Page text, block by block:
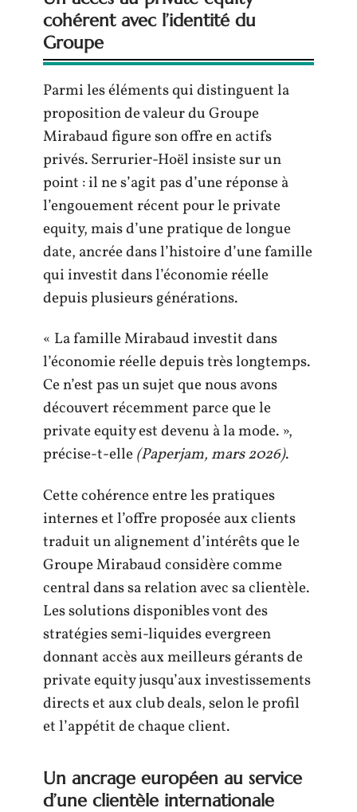
cohérent avec l’identité du
Groupe
Parmi les éléments qui distinguent la
proposition de valeur du Groupe
Mirabaud figure son offre en actifs
privés. Serrurier-Hoël insiste sur un
point : il ne s’agit pas d’une réponse à
l’engouement récent pour le private
equity, mais d’une pratique de longue
date, ancrée dans l’histoire d’une famille
qui investit dans l’économie réelle
depuis plusieurs générations.
« La famille Mirabaud investit dans
l’économie réelle depuis très longtemps.
Ce n’est pas un sujet que nous avons
découvert récemment parce que le
private equity est devenu à la mode. »,
précise-t-elle(Paperjam, mars 2026).
Cette cohérence entre les pratiques
internes et l’offre proposée aux clients
traduit un alignement d’intérêts que le
Groupe Mirabaud considère comme
central dans sa relation avec sa clientèle.
Les solutions disponibles vont des
stratégies semi-liquides evergreen
donnant accès aux meilleurs gérants de
private equity jusqu’aux investissements
directs et aux club deals, selon le profil
et l’appétit de chaque client.
Un ancrage européen au service
d’une clientèle internationale